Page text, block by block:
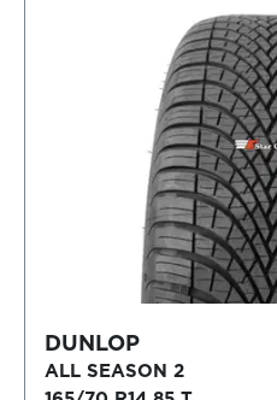
DUNLOP
ALL SEASON 2